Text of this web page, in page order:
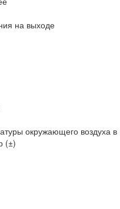
на выходе
окружающего воздуха в
(±)